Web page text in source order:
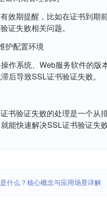
效期提醒，比如在证书到期
证失败相关问题。
护配置环境
作系统、Web服务软件的
后导致SSL证书验证失败。
书验证失败的处理是一个从
能快速解决SSL证书验证失
什么？核心概念与应用场景详解